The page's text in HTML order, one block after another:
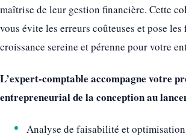
maîtrise de leur gestion financière. Cette
vous évite les erreurs coûteuses et pose les
croissance sereine et pérenne pour votre
L’expert-comptable accompagne votre
entrepreneurial de la conception au
Analyse de faisabilité et